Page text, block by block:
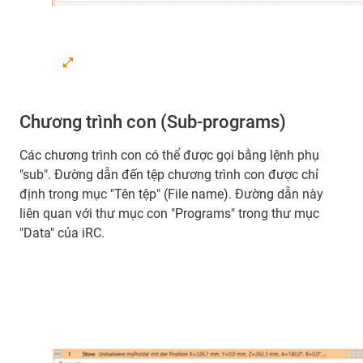
Chương trình con (Sub-programs)
Các chương trình con có thể được gọi bằng lệnh phụ
"sub". Đường dẫn đến tệp chương trình con được chỉ
định trong mục "Tên tệp" (File name). Đường dẫn này
liên quan với thư mục con "Programs" trong thư mục
"Data" của iRC.